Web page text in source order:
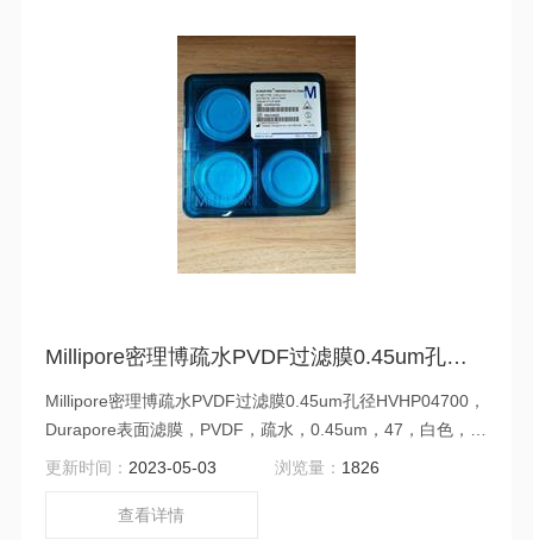
Millipore密理博疏水PVDF过滤膜0.45um孔径HVHP04700
Millipore密理博疏水PVDF过滤膜0.45um孔径HVHP04700，
Durapore表面滤膜，PVDF，疏水，0.45um，47，白色，光
面,100PK.
更新时间： 2023-05-03 浏览量： 1826
查看详情